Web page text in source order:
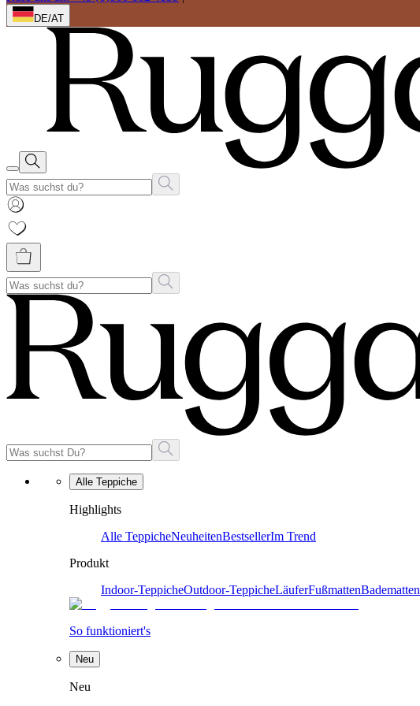
DE/AT
Alle Teppiche
Highlights
Alle TeppicheNeuheitenBestsellerIm Trend
Produkt
Indoor-TeppicheOutdoor-TeppicheLäuferFußmattenBadematten
So funktioniert's
Neu
Neu